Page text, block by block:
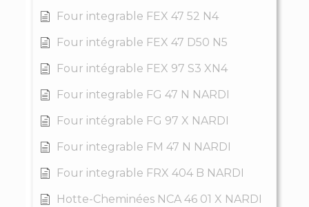
Four integrable FEX 47 52 N4
Four intégrable FEX 47 D50 N5
Four intégrable FEX 97 S3 XN4
Four integrable FG 47 N NARDI
Four intégrable FG 97 X NARDI
Four integrable FM 47 N NARDI
Four integrable FRX 404 B NARDI
Hotte-Cheminées NCA 46 01 X NARDI